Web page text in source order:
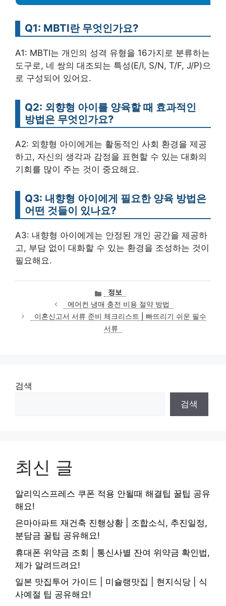
Q1: MBTI란 무엇인가요?
A1: MBTI는 개인의 성격 유형을 16가지로 분류하는
도구로, 네 쌍의 대조되는 특성(E/I, S/N, T/F, J/P)으
로 구성되어 있어요.
Q2: 외향형 아이를 양육할 때 효과적인
방법은 무엇인가요?
A2: 외향형 아이에게는 활동적인 사회 환경을 제공
하고, 자신의 생각과 감정을 표현할 수 있는 대화의
기회를 많이 주는 것이 중요해요.
Q3: 내향형 아이에게 필요한 양육 방법은
어떤 것들이 있나요?
A3: 내향형 아이에게는 안정된 개인 공간을 제공하
고, 부담 없이 대화할 수 있는 환경을 조성하는 것이
필요해요.
카
테
고
리
정보
에어컨 냉매 충전 비용 절약 방법
이혼신고서 서류 준비 체크리스트 | 빠뜨리기 쉬운 필수
서류
검색
검색
최신 글
알리익스프레스 쿠폰 적용 안될때 해결팁 꿀팁 공유
해요!
은마아파트 재건축 진행상황 | 조합소식, 추진일정,
분담금 꿀팁 공유해요!
휴대폰 위약금 조회 | 통신사별 잔여 위약금 확인법,
제가 알려드려요!
일본 맛집투어 가이드 | 미슐랭맛집 | 현지식당 | 식
사예절 팁 공유해요!